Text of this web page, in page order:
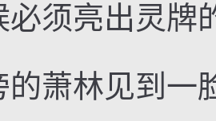
必须亮出灵牌
林见到一